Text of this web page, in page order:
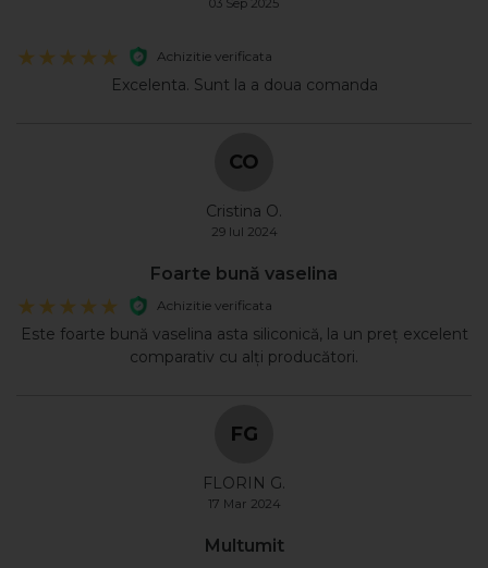
03 Sep 2025
Achizitie verificata
Excelenta. Sunt la a doua comanda
CO
Cristina O.
29 Iul 2024
Foarte bună vaselina
Achizitie verificata
Este foarte bună vaselina asta siliconică, la un preț excelent
comparativ cu alți producători.
FG
FLORIN G.
17 Mar 2024
Multumit